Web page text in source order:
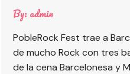
By: admin
PobleRock Fest trae a
de mucho Rock con tres
de la cena Barcelonesa y